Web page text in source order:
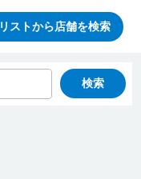
リストから店舗を検索
検索